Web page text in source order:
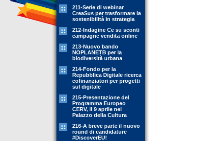
211-Serie di webinar
CreaSus per trasformare la
sostenibilità in strategia
212-Indagine Ce su sconti
campagne vendita online
213-Nuovo bando
NOPLANETB per la
biodiversità urbana
214-Fondo per la
Repubblica Digitale ricerca
cofinanziatori per progetti
sul digitale
215-Presentazione del
Programma Europeo
CERV, il 9 aprile nel
Palazzo della Cultura
216-A breve parte il nuovo
round di candidature
#DiscoverEU!